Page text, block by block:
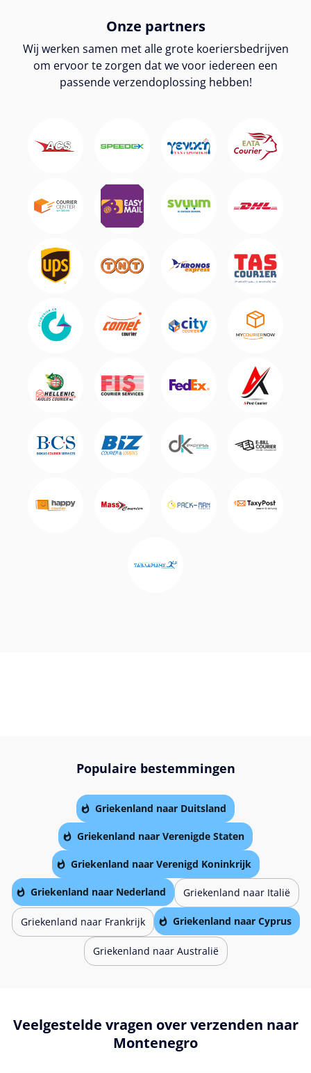
Onze partners
Wij werken samen met alle grote koeriersbedrijven
om ervoor te zorgen dat we voor iedereen een
passende verzendoplossing hebben!
Populaire bestemmingen
Griekenland naar Duitsland
Griekenland naar Verenigde Staten
Griekenland naar Verenigd Koninkrijk
Griekenland naar Nederland Griekenland naar Italië
Griekenland naar Frankrijk Griekenland naar Cyprus
Griekenland naar Australië
Veelgestelde vragen over verzenden naar
Montenegro